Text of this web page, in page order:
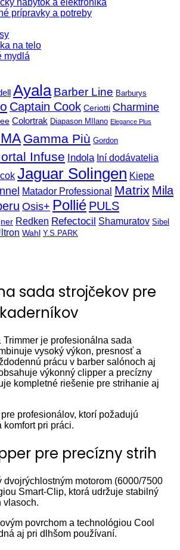
nábytok a elektronika
prípravky a potreby
na telo
mydlá
Ayala Barber Line Barburys
Captain Cook Ceriotti Charmine
Colortrak Diapason MIlano Elegance Plus
Gamma Più Gordon
Infuse Indola Iní dodávatelia
Jaguar Solingen Kiepe
Matador Professional Matrix Mila
Osis+ Pollié PULS
Redken Refectocil Shamuratov Sibel
Wahl Y.S.PARK
sada strojčekov pre
je profesionálna sada
vysoký výkon, presnosť a
prácu v barber salónoch aj
výkonný clipper a precízny
kompletné riešenie pre strihanie aj
profesionálov, ktorí požadujú
komfort pri práci.
pre precízny strih
motorom (6000/7500
Smart-Clip, ktorá udržuje stabilný
vlasoch.
povrchom a technológiou Cool
aj pri dlhšom používaní.